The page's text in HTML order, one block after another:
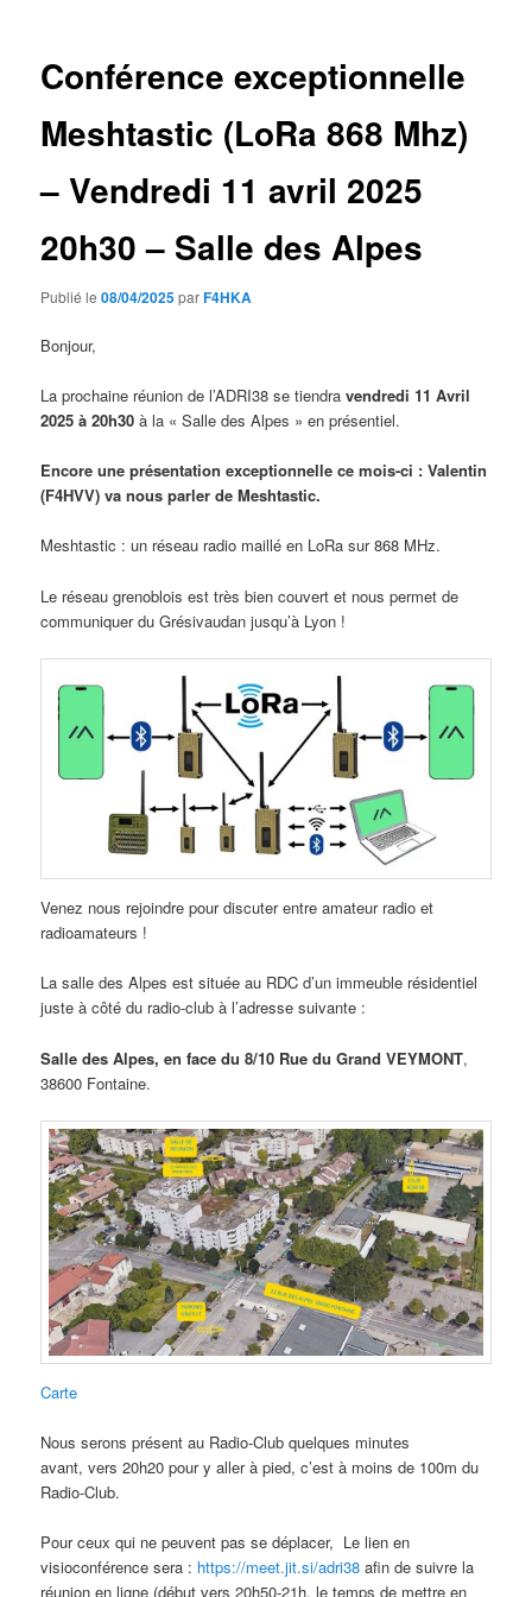
Conférence exceptionnelle
Meshtastic (LoRa 868 Mhz)
– Vendredi 11 avril 2025
20h30 – Salle des Alpes
Publié le08/04/2025parF4HKA
Bonjour,
La prochaine réunion de l’ADRI38 se tiendra vendredi 11 Avril
2025 à 20h30 à la « Salle des Alpes » en présentiel.
Encore une présentation exceptionnellece mois-ci : Valentin
(F4HVV) va nous parler de Meshtastic.
Meshtastic : un réseau radio maillé en LoRa sur 868 MHz.
Le réseau grenoblois est très bien couvert et nous permet de
communiquer du Grésivaudan jusqu’à Lyon !
Venez nous rejoindre pour discuter entre amateur radio et
radioamateurs !
La salle des Alpes est située au RDC d’un immeuble résidentiel
juste à côté du radio-club à l’adresse suivante :
Salle des Alpes, en face du 8/10 Rue du Grand VEYMONT,
38600 Fontaine.
Carte
Nous serons présent au Radio-Club quelques minutes
avant, vers 20h20 pour y aller à pied, c’est à moins de 100m du
Radio-Club.
Pour ceux qui ne peuvent pas se déplacer, Le lien en
visioconférence sera : https://meet.jit.si/adri38 afin de suivre la
réunion en ligne (début vers 20h50-21h, le temps de mettre en